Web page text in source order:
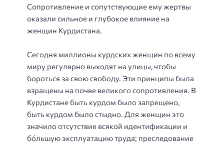
Сопротивление и сопутствующие ему жертвы
оказали сильное и глубокое влияние на
женщин Курдистана.
Сегодня миллионы курдских женщин по всему
миру регулярно выходят на улицы, чтобы
бороться за свою свободу. Эти принципы была
взращены на почве великого сопротивления. В
Курдистане быть курдом было запрещено,
быть курдом было стыдно. Для женщин это
значило отсутствие всякой идентификации и
бо́льшую эксплуатацию труда; преследование